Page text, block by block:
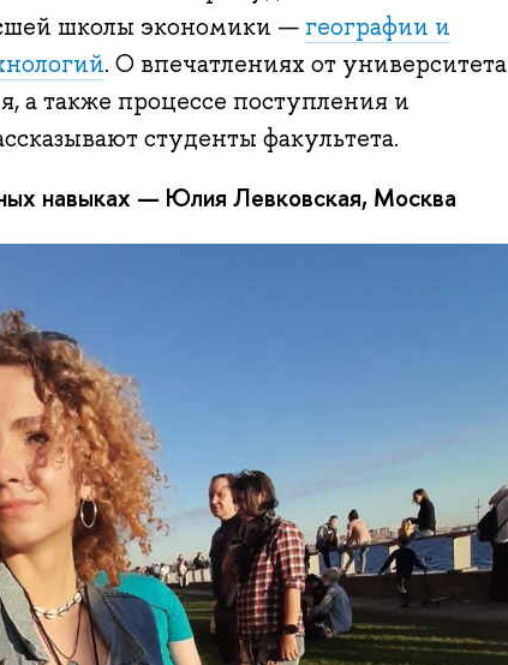
школы экономики — географии и
. О впечатлениях от университета
а также процессе поступления и
студенты факультета.
навыках — Юлия Левковская, Москва